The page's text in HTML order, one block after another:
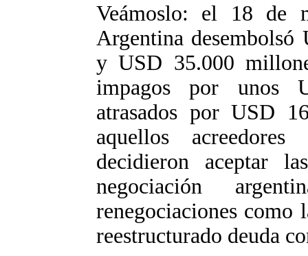
Veámoslo: el 18 de
Argentina
y USD 35.000
impagos por unos
atrasados por USD
aquellos
decidieron aceptar
negociación
renegociaciones como
reestructurado deuda